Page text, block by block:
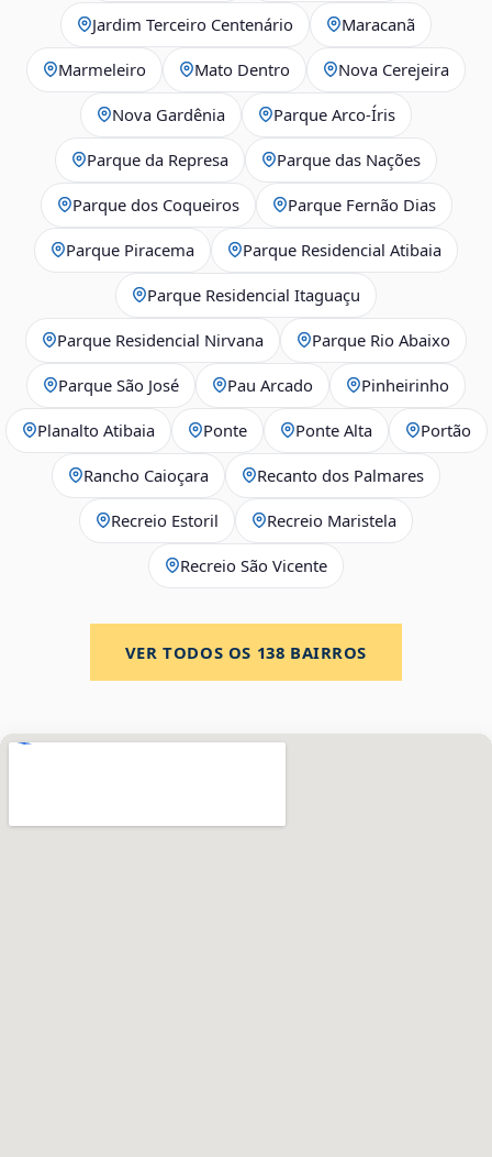
Jardim Terceiro Centenário Maracanã
Marmeleiro Mato Dentro Nova Cerejeira
Nova Gardênia Parque Arco-Íris
Parque da Represa Parque das Nações
Parque dos Coqueiros Parque Fernão Dias
Parque Piracema Parque Residencial Atibaia
Parque Residencial Itaguaçu
Parque Residencial Nirvana Parque Rio Abaixo
Parque São José Pau Arcado Pinheirinho
Planalto Atibaia Ponte Ponte Alta Portão
Rancho Caioçara Recanto dos Palmares
Recreio Estoril Recreio Maristela
Recreio São Vicente
VER TODOS OS 138 BAIRROS